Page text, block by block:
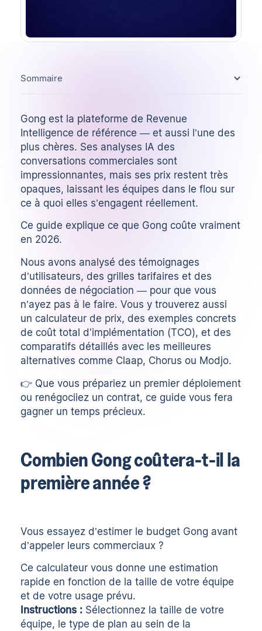
Gong est la plateforme de Revenue
Intelligence de référence — et aussi l’une des
plus chères. Ses analyses IA des
conversations commerciales sont
impressionnantes, mais ses prix restent très
opaques, laissant les équipes dans le flou sur
ce à quoi elles s’engagent réellement.
Ce guide explique ce que Gong coûte vraiment
en 2026.
Nous avons analysé des témoignages
d’utilisateurs, des grilles tarifaires et des
données de négociation — pour que vous
n’ayez pas à le faire. Vous y trouverez aussi
un calculateur de prix, des exemples concrets
de coût total d'implémentation (TCO), et des
comparatifs détaillés avec les meilleures
alternatives comme Claap, Chorus ou Modjo.
👉 Que vous prépariez un premier déploiement
ou renégociiez un contrat, ce guide vous fera
gagner un temps précieux.
Combien Gong coûtera-t-il la
première année ?
Vous essayez d’estimer le budget Gong avant
d’appeler leurs commerciaux ?
Ce calculateur vous donne une estimation
rapide en fonction de la taille de votre équipe
et de votre usage prévu.
Instructions : Sélectionnez la taille de votre
équipe, le type de plan au sein de la
Sommaire